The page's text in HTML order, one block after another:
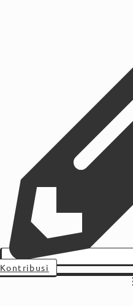
Kontribusi